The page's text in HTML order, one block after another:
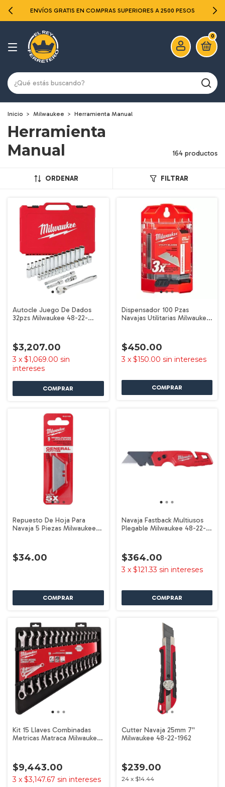
ENVÍOS GRATIS EN COMPRAS SUPERIORES A 2500 PESOS
0
Inicio > Milwaukee > Herramienta Manual
Herramienta
Manual
164 productos
ORDENAR FILTRAR
Autocle Juego De Dados
32pzs Milwaukee 48-22-
$3,207.00
3 x $1,069.00 sin
intereses
Dispensador 100 Pzas
Navajas Utilitarias Milwaukee
$450.00
3 x $150.00 sin intereses
Repuesto De Hoja Para
Navaja 5 Piezas Milwaukee
$34.00
Navaja Fastback Multiusos
Plegable Milwaukee 48-22-
$364.00
3 x $121.33 sin intereses
Kit 15 Llaves Combinadas
Metricas Matraca Milwaukee
$9,443.00
3 x $3,147.67 sin intereses
Cutter Navaja 25mm 7''
Milwaukee 48-22-1962
$239.00
24 x $14.44